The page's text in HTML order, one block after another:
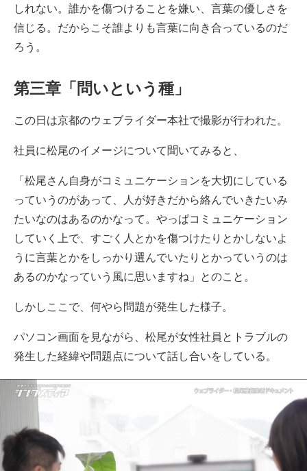
しれない。誰かを傷つけることを嫌い、言葉の優しさを
信じる。だからこそ誰よりも言葉に向き合っているのだ
ろう。
第三章「問いという種」
この日は京都のウェブライダー本社で撮影が行われた。
社員に松尾のイメージについて聞いてみると、
「松尾さん自身がコミュニケーションを大切にしている
っていうのがあって、人が好きだから絡んでいきたいみ
たいなのはあるのかなって。やっぱコミュニケーション
していく上で、すごく人とかを傷つけたりとかしないよ
うに言葉とかをしっかり選んでいたりとかっていうのは
あるのかなっていう風に思いますね」とのこと。
しかしここで、何やら問題が発生した様子。
パソコン画面を見ながら、松尾が女性社員とトラブルの
発生した経緯や問題点について話し合いをしている。